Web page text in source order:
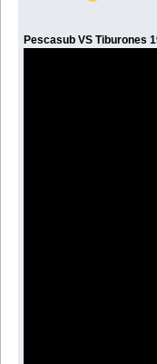
Pescasub VS Tiburones